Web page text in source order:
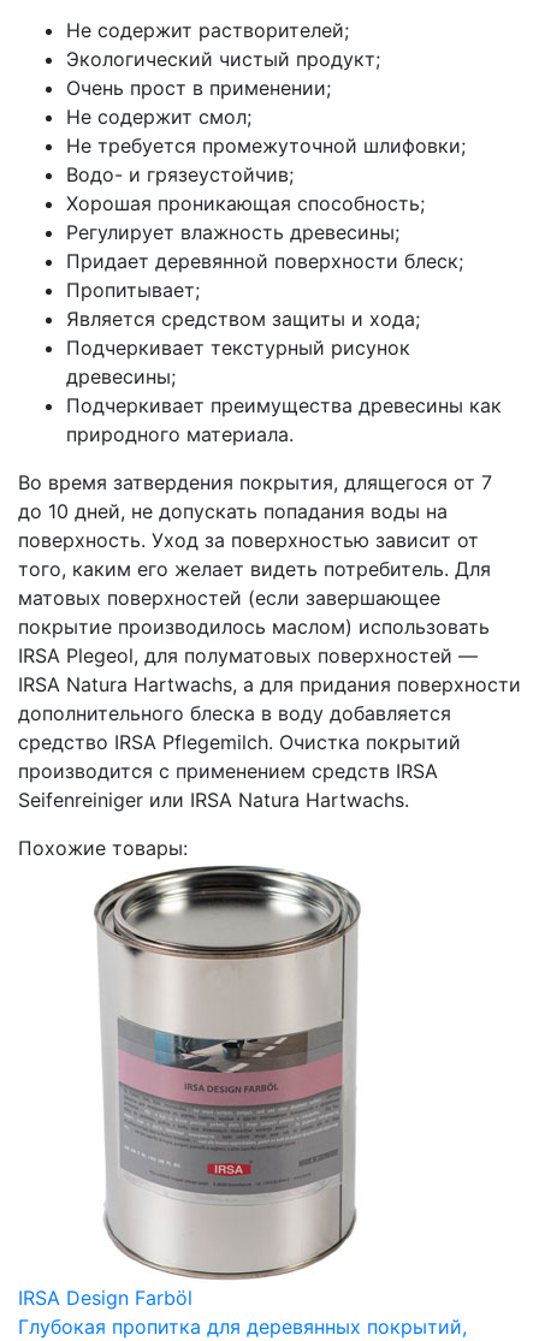
Не содержит растворителей;
Экологический чистый продукт;
Очень прост в применении;
Не содержит смол;
Не требуется промежуточной шлифовки;
Водо- и грязеустойчив;
Хорошая проникающая способность;
Регулирует влажность древесины;
Придает деревянной поверхности блеск;
Пропитывает;
Является средством защиты и хода;
Подчеркивает текстурный рисунок
древесины;
Подчеркивает преимущества древесины как
природного материала.
Во время затвердения покрытия, длящегося от 7
до 10 дней, не допускать попадания воды на
поверхность. Уход за поверхностью зависит от
того, каким его желает видеть потребитель. Для
матовых поверхностей (если завершающее
покрытие производилось маслом) использовать
IRSA Plegeol, для полуматовых поверхностей —
IRSA Natura Hartwachs, а для придания поверхности
дополнительного блеска в воду добавляется
средство IRSA Pflegemilch. Очистка покрытий
производится с применением средств IRSA
Seifenreiniger или IRSA Natura Hartwachs.
Похожие товары:
IRSA Design Farböl
Глубокая пропитка для деревянных покрытий,